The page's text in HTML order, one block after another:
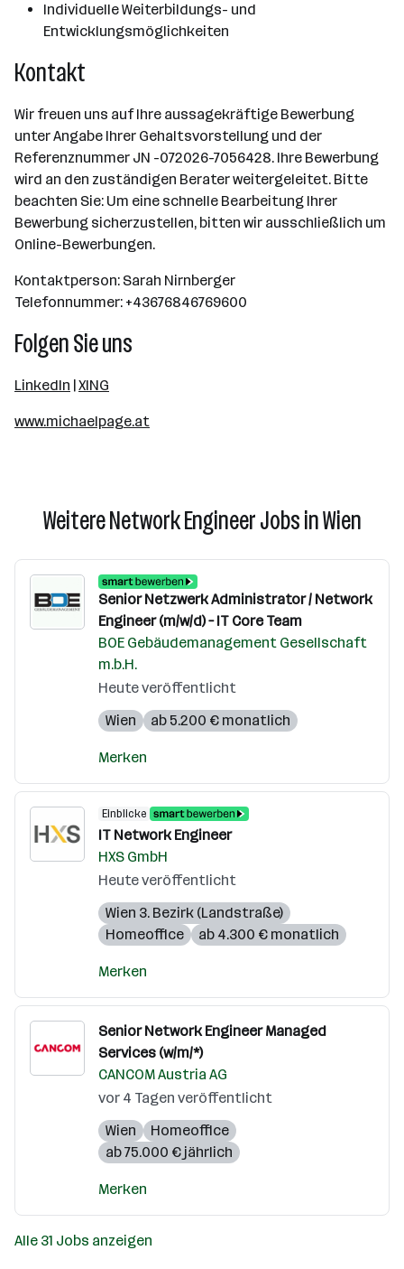
Individuelle Weiterbildungs- und
Entwicklungsmöglichkeiten
Kontakt
Wir freuen uns auf Ihre aussagekräftige Bewerbung
unter Angabe Ihrer Gehaltsvorstellung und der
Referenznummer JN -072026-7056428. Ihre Bewerbung
wird an den zuständigen Berater weitergeleitet. Bitte
beachten Sie: Um eine schnelle Bearbeitung Ihrer
Bewerbung sicherzustellen, bitten wir ausschließlich um
Online-Bewerbungen.
Kontaktperson: Sarah Nirnberger
Telefonnummer: +43676846769600
Folgen Sie uns
LinkedIn |XING
www.michaelpage.at
Weitere Network Engineer Jobs in Wien
Senior Netzwerk Administrator / Network
Engineer (m/w/d) – IT Core Team
BOE Gebäudemanagement Gesellschaft
m.b.H.
Heute veröffentlicht
Wien
ab 5.200 € monatlich
Merken
Einblicke
IT Network Engineer
HXS GmbH
Heute veröffentlicht
Wien 3. Bezirk (Landstraße)
Homeoffice
ab 4.300 € monatlich
Merken
Senior Network Engineer Managed
Services (w/m/*)
CANCOM Austria AG
vor 4 Tagen veröffentlicht
Wien
Homeoffice
ab 75.000 € jährlich
Merken
Alle 31 Jobs anzeigen